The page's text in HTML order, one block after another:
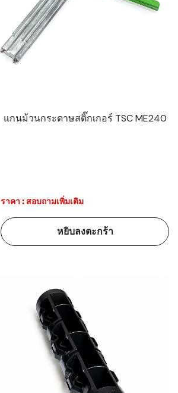
แกนม้วนกระดาษสติ๊กเกอร์ TSC ME240
ราคา : สอบถามเพิ่มเติม
หยิบลงตะกร้า